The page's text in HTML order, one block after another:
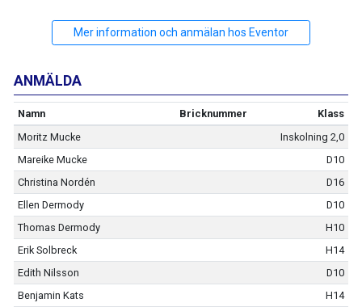
ANMÄLDA
Namn Bricknummer
Klass
Moritz Mucke
Inskolning 2,0
Mareike Mucke
D10
Christina Nordén
D16
Ellen Dermody
D10
Thomas Dermody
H10
Erik Solbreck
H14
Edith Nilsson
D10
Benjamin Kats
H14
Mer information och anmälan hos Eventor